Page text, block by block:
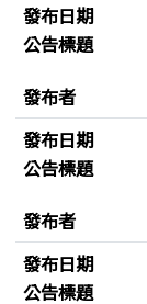
發布日期
公告標題
發布者
發布日期
公告標題
發布者
發布日期
公告標題